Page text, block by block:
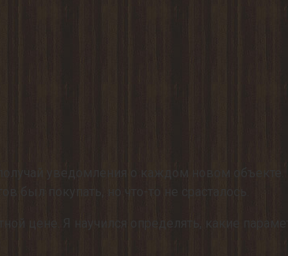
был покупать, но что-то не срасталось.
цене. Я научился определять, какие